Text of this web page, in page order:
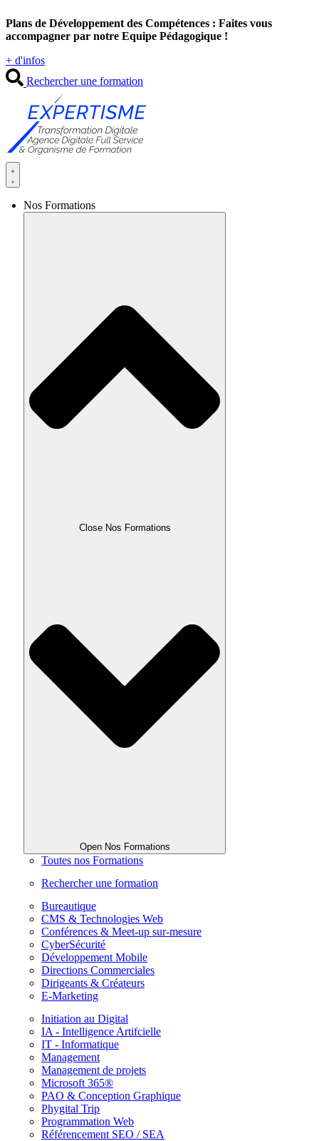
au
contenu
Plans de Développement des Compétences : Faites vous
accompagner par notre Equipe Pédagogique !
+ d'infos
Rechercher une formation
Nos Formations
Close Nos Formations
Open Nos Formations
Toutes nos Formations
Rechercher une formation
Bureautique
CMS & Technologies Web
Conférences & Meet-up sur-mesure
CyberSécurité
Développement Mobile
Directions Commerciales
Dirigeants & Créateurs
E-Marketing
Initiation au Digital
IA - Intelligence Artifcielle
IT - Informatique
Management
Management de projets
Microsoft 365®
PAO & Conception Graphique
Phygital Trip
Programmation Web
Référencement SEO / SEA